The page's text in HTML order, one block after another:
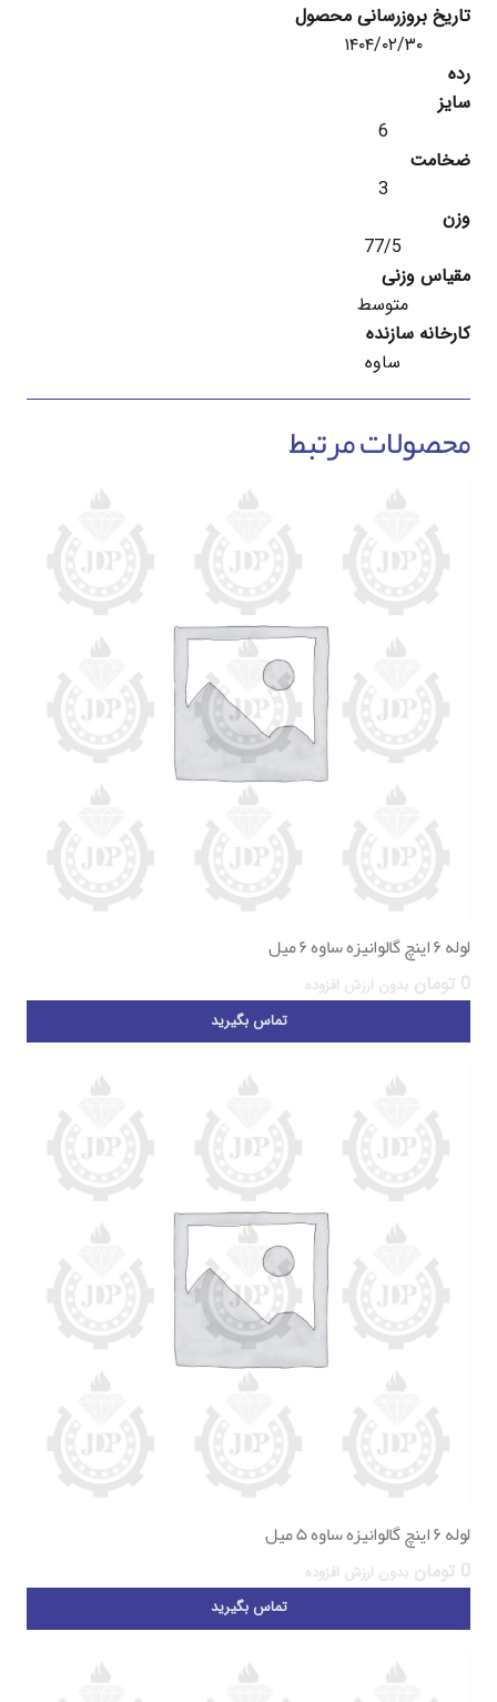
تاریخ بروزرسانی محصول
۱۴۰۴/۰۲/۳۰
رده
سایز
6
ضخامت
3
وزن
77/5
مقیاس وزنی
متوسط
کارخانه سازنده
ساوه
محصولات مرتبط
لوله ۶ اینچ گالوانیزه ساوه ۶ میل
0 تومان بدون ارزش افزوده
تماس بگیرید
لوله ۶ اینچ گالوانیزه ساوه ۵ میل
0 تومان بدون ارزش افزوده
تماس بگیرید